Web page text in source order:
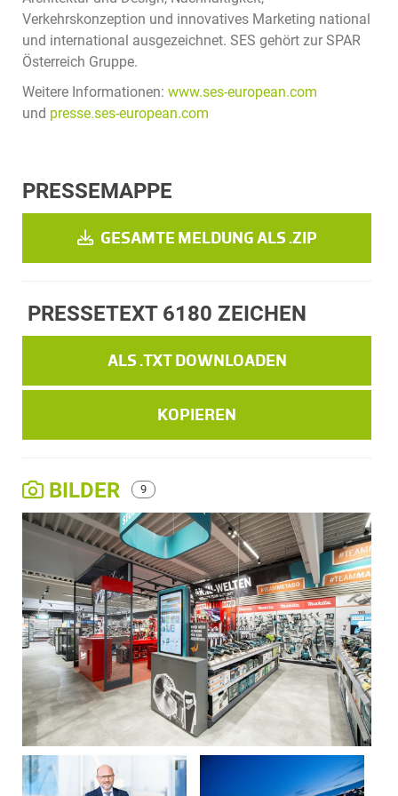
Verkehrskonzeption und innovatives Marketing national
und international ausgezeichnet. SES gehört zur SPAR
Österreich Gruppe.
Weitere Informationen: www.ses-european.com
und presse.ses-european.com
PRESSEMAPPE
GESAMTE MELDUNG ALS .ZIP
PRESSETEXT 6180 ZEICHEN
ALS .TXT DOWNLOADEN
KOPIEREN
BILDER 9